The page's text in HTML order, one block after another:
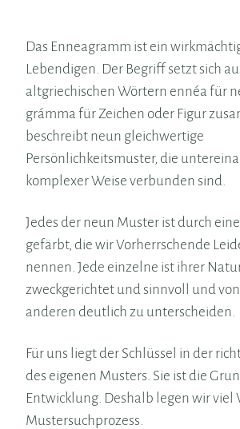
Das Enneagramm ist ein
Lebendigen. Der Begriff setzt sich
altgriechischen Wörtern ennéa für
grámma für Zeichen oder Figur
beschreibt neun gleichwertige
Persönlichkeitsmuster, die
komplexer Weise verbunden sind.
Jedes der neun Muster ist durch
gefärbt, die wir Vorherrschende
nennen. Jede einzelne ist ihrer
zweckgerichtet und sinnvoll und
anderen deutlich zu unterscheiden.
Für uns liegt der Schlüssel in der
des eigenen Musters. Sie ist die
Entwicklung. Deshalb legen wir viel
Mustersuchprozess.